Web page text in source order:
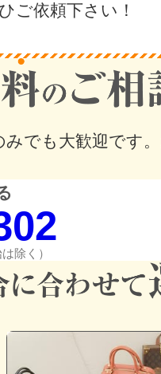
ご依頼下さい！
でも大歓迎です。
除く）
グ
ル